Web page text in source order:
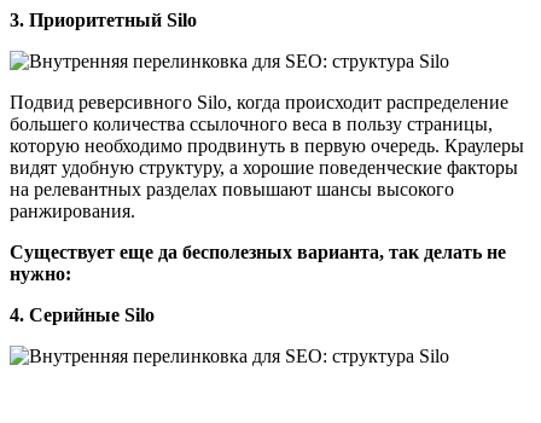
3. Приоритетный Silo
Подвид реверсивного Silo, когда происходит распределение
большего количества ссылочного веса в пользу страницы,
которую необходимо продвинуть в первую очередь. Краулеры
видят удобную структуру, а хорошие поведенческие факторы
на релевантных разделах повышают шансы высокого
ранжирования.
Существует еще да бесполезных варианта, так делать не
нужно:
4. Серийные Silo